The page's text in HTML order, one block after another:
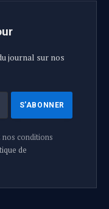
journal sur nos
nos conditions
de